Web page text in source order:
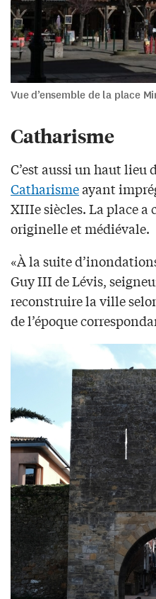
Vue d’ensemble de la place
Catharisme
C’est aussi un haut lieu
Catharismeayant
XIIIe siècles. La place a
originelle et médiévale.
«À la suite
Guy III de Lévis,
reconstruire la ville
de l’époque